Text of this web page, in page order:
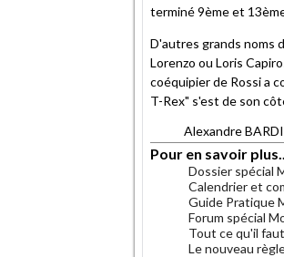
terminé 9ème et
D'autres grands noms
Lorenzo ou Loris
coéquipier de Rossi a
T-Rex" s'est de son
Alexandre
Pour en savoir
Dossier spécial
Calendrier et
Guide Pratique
Forum spécial
Tout ce qu'il
Le nouveau